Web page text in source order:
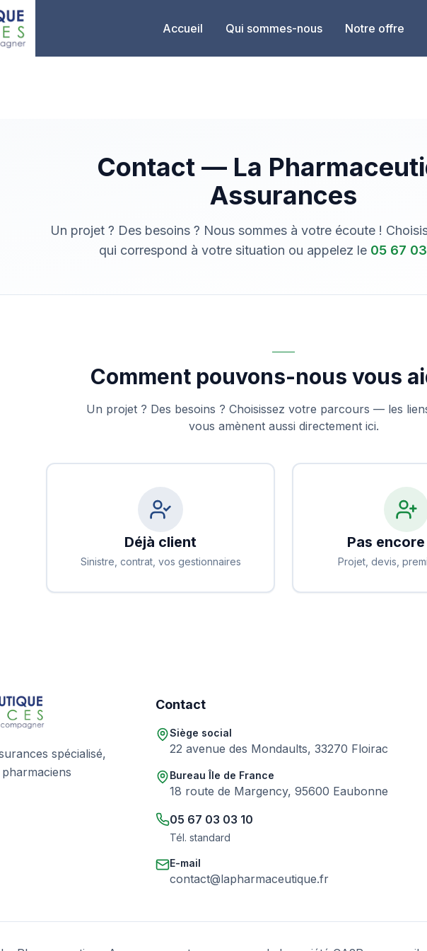
Accueil Qui sommes-nous Notre offre
Contact — La
Assurances
Un projet ? Des besoins ? Nous sommes à votre écoute !
qui correspond à votre situation ou appelez le 05 67
Comment pouvons-nous vous
Un projet ? Des besoins ? Choisissez votre parcours — les
vous amènent aussi directement ici.
Déjà client
Sinistre, contrat, vos gestionnaires
Pas
Projet, devis,
spécialisé,
Contact
Siège social
22 avenue des Mondaults, 33270 Floirac
Bureau Île de France
18 route de Margency, 95600 Eaubonne
05 67 03 03 10
Tél. standard
E-mail
contact@lapharmaceutique.fr